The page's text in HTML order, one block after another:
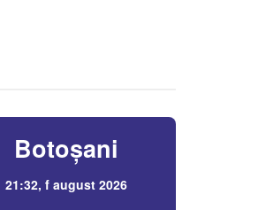
Botoșani
21:32,f august 2026